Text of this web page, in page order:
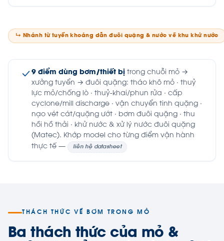
↳ Nhánh từ tuyển khoáng dẫn đuôi quặng & nước về khu khử nước
9 điểm dùng bơm/thiết bị trong chuỗi mỏ →
xưởng tuyển → đuôi quặng: tháo khô mỏ · thuỷ
lực mỏ/chống lò · thuỷ-khai/phun rửa · cấp
cyclone/mill discharge · vận chuyển tinh quặng ·
nạo vét cát/quặng ướt · bơm đuôi quặng · thu
hồi hồ thải · khử nước & xử lý nước đuôi quặng
(Matec). Khớp model cho từng điểm vận hành
thực tế —
liên hệ datasheet
THÁCH THỨC VỀ BƠM TRONG MỎ
Ba thách thức của mỏ &